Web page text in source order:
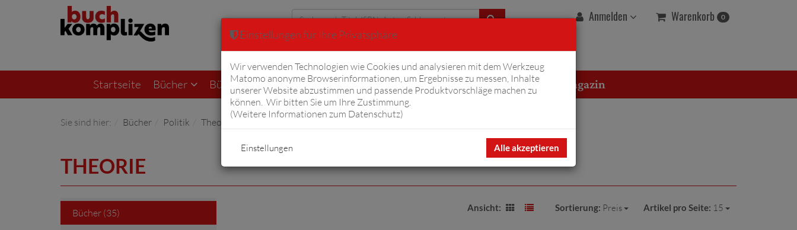
Anmelden Warenkorb 0
Erweiterte Suche
Startseite Bücher Bücher von Fiftyfifty Hörbücher Komplizen Overton Magazin
Sie sind hier: Bücher Politik Theorie
THEORIE
Bücher (35)
Ansicht: Sortierung: Preis Artikel pro Seite: 15
Einstellungen für Ihre Privatsphäre
Wir verwenden Technologien wie Cookies und analysieren mit dem Werkzeug
Matomo anonyme Browserinformationen, um Ergebnisse zu messen, Inhalte
unserer Website abzustimmen und passende Produktvorschläge machen zu
können. Wir bitten Sie um Ihre Zustimmung.
(Weitere Informationen zum Datenschutz)
Alle akzeptieren
Einstellungen